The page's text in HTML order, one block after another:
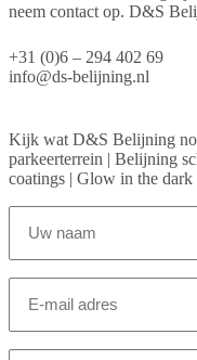
neem contact op. D&S
+31 (0)6 – 294 402 69
info@ds-belijning.nl
Kijk wat D&S Belijning
parkeerterrein | Belijning
coatings | Glow in the
mailadres